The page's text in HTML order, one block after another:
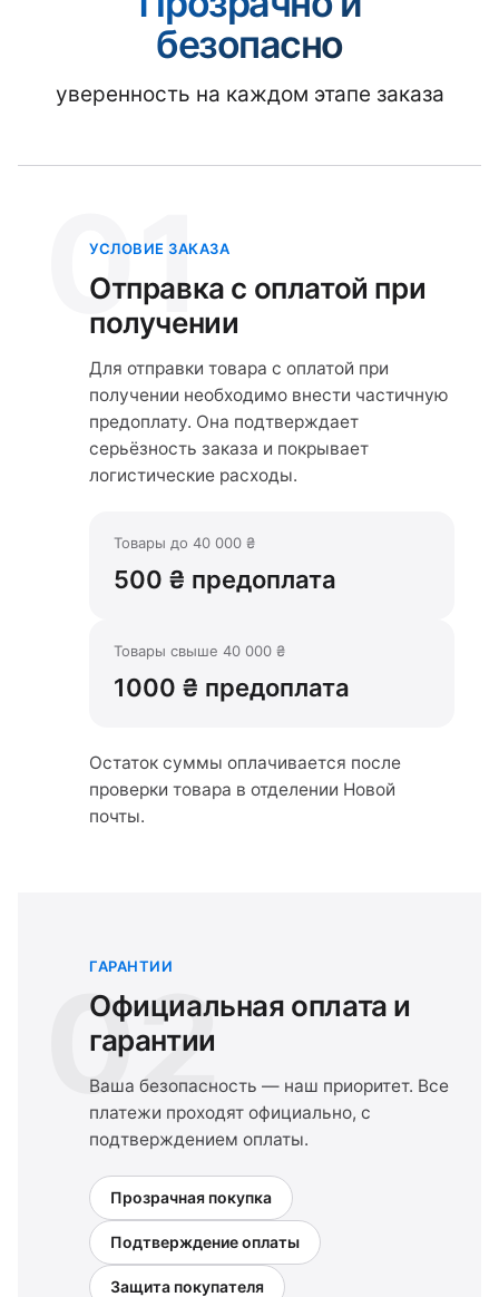
безопасно
уверенность на каждом этапе заказа
01
УСЛОВИЕ ЗАКАЗА
Отправка с оплатой при
получении
Для отправки товара с оплатой при
получении необходимо внести частичную
предоплату. Она подтверждает
серьёзность заказа и покрывает
логистические расходы.
Товары до 40 000 ₴
500 ₴ предоплата
Товары свыше 40 000 ₴
1000 ₴ предоплата
Остаток суммы оплачивается после
проверки товара в отделении Новой
почты.
02
ГАРАНТИИ
Официальная оплата и
гарантии
Ваша безопасность — наш приоритет. Все
платежи проходят официально, с
подтверждением оплаты.
Прозрачная покупка
Подтверждение оплаты
Защита покупателя